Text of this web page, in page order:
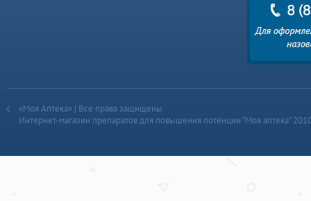
«Моя Аптека» | Все права защищены
Интернет-магазин препаратов для повышения потенции “Моя аптека”